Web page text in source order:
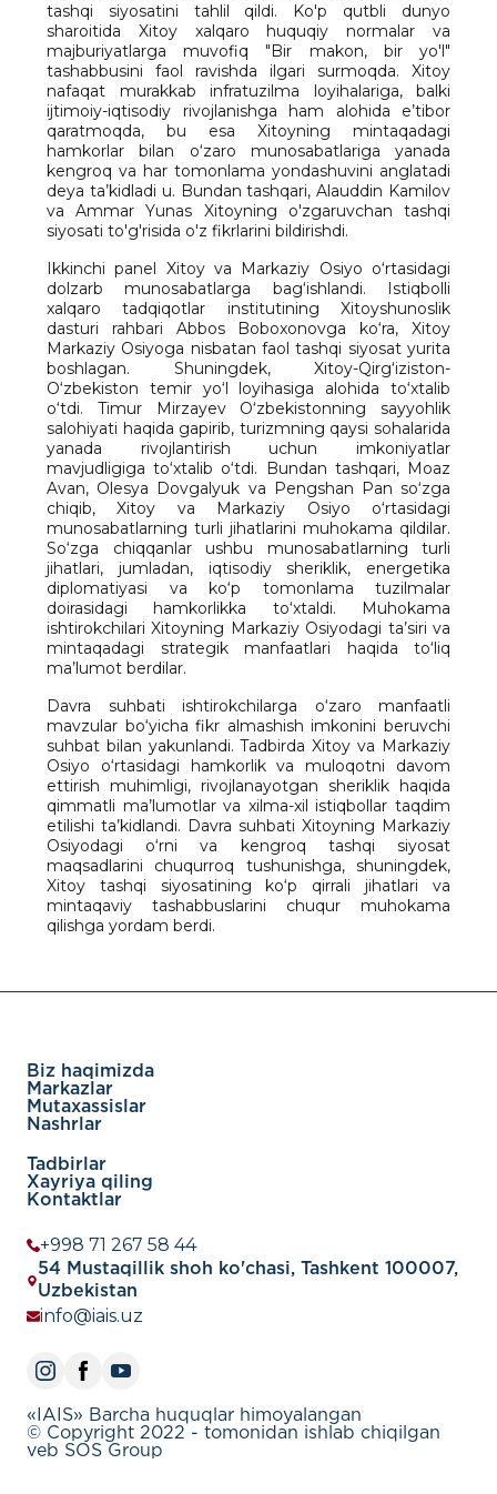
tashqi siyosatini tahlil qildi. Ko'p qutbli dunyo
sharoitida Xitoy xalqaro huquqiy normalar va
majburiyatlarga muvofiq "Bir makon, bir yo'l"
tashabbusini faol ravishda ilgari surmoqda. Xitoy
nafaqat murakkab infratuzilma loyihalariga, balki
ijtimoiy-iqtisodiy rivojlanishga ham alohida e’tibor
qaratmoqda, bu esa Xitoyning mintaqadagi
hamkorlar bilan o‘zaro munosabatlariga yanada
kengroq va har tomonlama yondashuvini anglatadi
deya ta’kidladi u. Bundan tashqari, Alauddin Kamilov
va Ammar Yunas Xitoyning o'zgaruvchan tashqi
siyosati to'g'risida o'z fikrlarini bildirishdi.
Ikkinchi panel Xitoy va Markaziy Osiyo o‘rtasidagi
dolzarb munosabatlarga bag‘ishlandi. Istiqbolli
xalqaro tadqiqotlar institutining Xitoyshunoslik
dasturi rahbari Abbos Boboxonovga ko‘ra, Xitoy
Markaziy Osiyoga nisbatan faol tashqi siyosat yurita
boshlagan. Shuningdek, Xitoy-Qirg‘iziston-
O‘zbekiston temir yo‘l loyihasiga alohida to‘xtalib
o‘tdi. Timur Mirzayev O‘zbekistonning sayyohlik
salohiyati haqida gapirib, turizmning qaysi sohalarida
yanada rivojlantirish uchun imkoniyatlar
mavjudligiga to‘xtalib o‘tdi. Bundan tashqari, Moaz
Avan, Olesya Dovgalyuk va Pengshan Pan so‘zga
chiqib, Xitoy va Markaziy Osiyo o‘rtasidagi
munosabatlarning turli jihatlarini muhokama qildilar.
So‘zga chiqqanlar ushbu munosabatlarning turli
jihatlari, jumladan, iqtisodiy sheriklik, energetika
diplomatiyasi va ko‘p tomonlama tuzilmalar
doirasidagi hamkorlikka to‘xtaldi. Muhokama
ishtirokchilari Xitoyning Markaziy Osiyodagi ta’siri va
mintaqadagi strategik manfaatlari haqida to‘liq
ma’lumot berdilar.
Davra suhbati ishtirokchilarga o‘zaro manfaatli
mavzular bo‘yicha fikr almashish imkonini beruvchi
suhbat bilan yakunlandi. Tadbirda Xitoy va Markaziy
Osiyo o‘rtasidagi hamkorlik va muloqotni davom
ettirish muhimligi, rivojlanayotgan sheriklik haqida
qimmatli ma’lumotlar va xilma-xil istiqbollar taqdim
etilishi ta’kidlandi. Davra suhbati Xitoyning Markaziy
Osiyodagi o‘rni va kengroq tashqi siyosat
maqsadlarini chuqurroq tushunishga, shuningdek,
Xitoy tashqi siyosatining ko‘p qirrali jihatlari va
mintaqaviy tashabbuslarini chuqur muhokama
qilishga yordam berdi.
Biz haqimizda
Markazlar
Mutaxassislar
Nashrlar
Tadbirlar
Xayriya qiling
Kontaktlar
+998 71 267 58 44
54 Mustaqillik shoh ko'chasi, Tashkent 100007,
Uzbekistan
info@iais.uz
«IAIS» Barcha huquqlar himoyalangan
© Copyright 2022 - tomonidan ishlab chiqilgan
veb SOS Group